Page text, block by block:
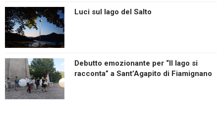
Luci sul lago del Salto
Debutto emozionante per “Il lago si
racconta” a Sant’Agapito di Fiamignano